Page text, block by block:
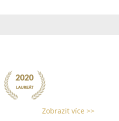
Zobrazit více >>